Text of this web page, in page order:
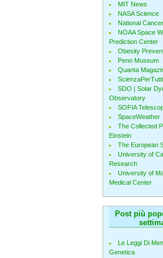
MIT News
NASA Science
National
NOAA Space
Prediction Center
Obesity
Penn Museum
Quanta
ScienzaPerTutti
SDO | Solar
Observatory
SOFIA
SpaceWeather
The Collected
Einstein
The European
University of
Research
University of
Medical Center
Post più
Le Leggi Di
Genetica